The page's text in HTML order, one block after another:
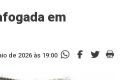
em
de 2026 às 19:00